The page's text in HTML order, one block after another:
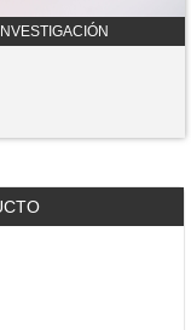
INVESTIGACIÓN